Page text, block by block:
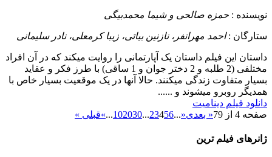
نویسنده : حمزه صالحی و شیما محمدبیگی
ستارگان :احمد مهرانفر، نازنین بیاتی، زیبا کرمعلی، نادر سلیمانی
داستان این فیلم داستان یک آپارتمانی را روایت میکند که در آن افراد
مختلفی (2 طلبه و 2 دختر جوان و 1 ساقی) با طرز فکر و عقاید
بسیار متفاوت زندگی میکنند. حالا آنها در یک موقعیت بسیار خاص با
همدیگر روبرو میشوند و ......
دانلود فیلم دینامیت
صفحه 4 از 79
« بعدی«
...
23456
...
102030
...
»قبلی »
ژانرهای فیلم ترین